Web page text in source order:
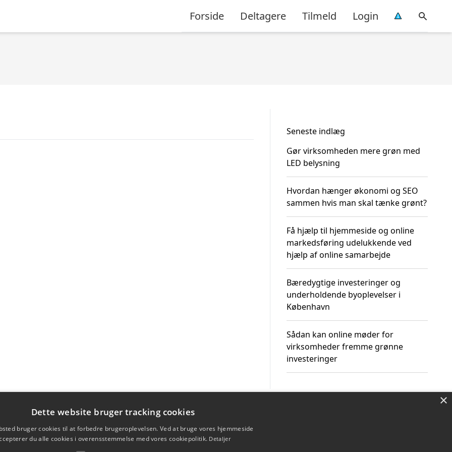
Forside Deltagere Tilmeld Login
Seneste indlæg
Gør virksomheden mere grøn med
LED belysning
Hvordan hænger økonomi og SEO
sammen hvis man skal tænke grønt?
Få hjælp til hjemmeside og online
markedsføring udelukkende ved
hjælp af online samarbejde
Bæredygtige investeringer og
underholdende byoplevelser i
København
Sådan kan online møder for
virksomheder fremme grønne
investeringer
×
Dette website bruger tracking cookies
bruger cookies til at forbedre brugeroplevelsen. Ved at bruge vores hjemmeside
du alle cookies i overensstemmelse med vores cookiepolitik. Detaljer